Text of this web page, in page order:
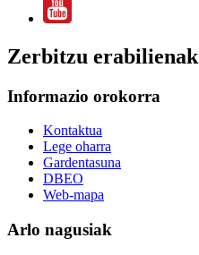
Zerbitzu erabilienak
Informazio orokorra
Kontaktua
Lege oharra
Gardentasuna
DBEO
Web-mapa
Arlo nagusiak